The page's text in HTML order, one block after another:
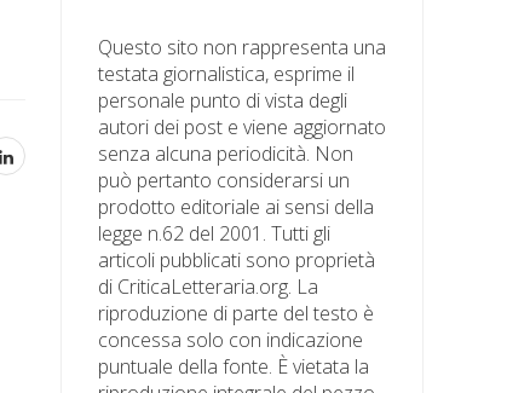
Questo sito non rappresenta una
testata giornalistica, esprime il
personale punto di vista degli
autori dei post e viene aggiornato
senza alcuna periodicità. Non
può pertanto considerarsi un
prodotto editoriale ai sensi della
legge n.62 del 2001. Tutti gli
articoli pubblicati sono proprietà
di CriticaLetteraria.org. La
riproduzione di parte del testo è
concessa solo con indicazione
puntuale della fonte. È vietata la